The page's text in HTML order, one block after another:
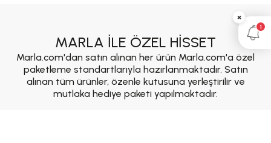
MARLA İLE ÖZEL HİSSET
Marla.com'dan satın alınan her ürün Marla.com'a özel
paketleme standartlarıyla hazırlanmaktadır. Satın
alınan tüm ürünler, özenle kutusuna yerleştirilir ve
mutlaka hediye paketi yapılmaktadır.
×
1